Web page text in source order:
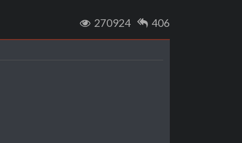
270924 406